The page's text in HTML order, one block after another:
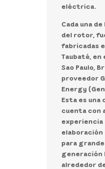
eléctrica.
Cada una
del rotor,
fabricadas
Taubaté, en
Sao Paulo,
proveedor
Energy
Esta es una
cuenta con
experiencia
para
generación
alrededor